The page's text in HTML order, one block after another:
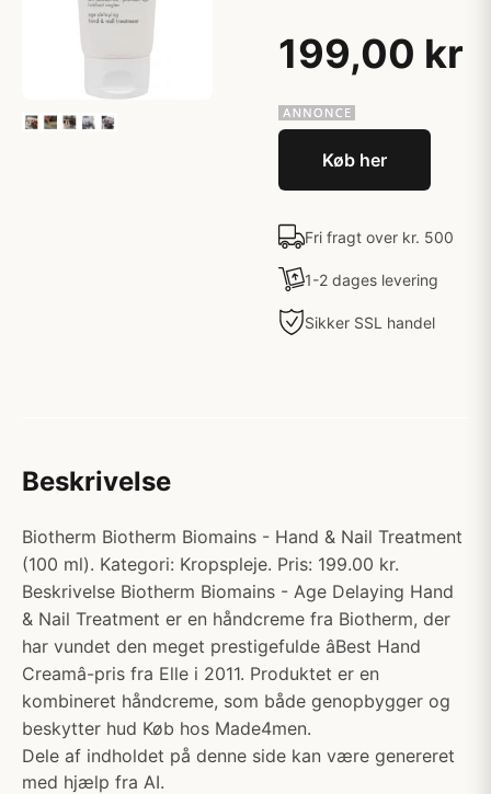
199,00 kr
Køb her
Fri fragt over kr. 500
1-2 dages levering
Sikker SSL handel
Beskrivelse
Biotherm Biotherm Biomains - Hand & Nail Treatment
(100 ml). Kategori: Kropspleje. Pris: 199.00 kr.
Beskrivelse Biotherm Biomains - Age Delaying Hand
& Nail Treatment er en håndcreme fra Biotherm, der
har vundet den meget prestigefulde âBest Hand
Creamâ-pris fra Elle i 2011. Produktet er en
kombineret håndcreme, som både genopbygger og
beskytter hud Køb hos Made4men.
Dele af indholdet på denne side kan være genereret
med hjælp fra AI.